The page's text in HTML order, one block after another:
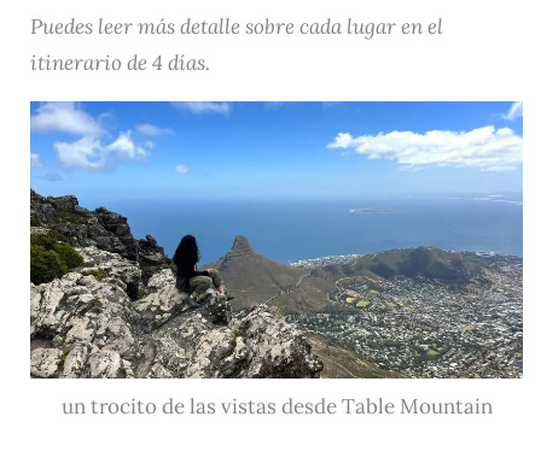
Puedes leer más detalle sobre cada lugar en el
itinerario de 4 días.
un trocito de las vistas desde Table Mountain